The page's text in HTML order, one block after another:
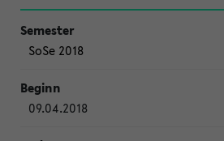
SoSe 2018
09.04.2018